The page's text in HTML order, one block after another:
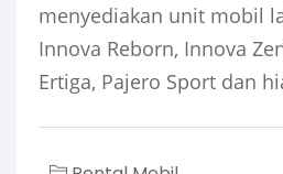
menyediakan unit mobil
Innova Reborn, Innova
Ertiga, Pajero Sport dan